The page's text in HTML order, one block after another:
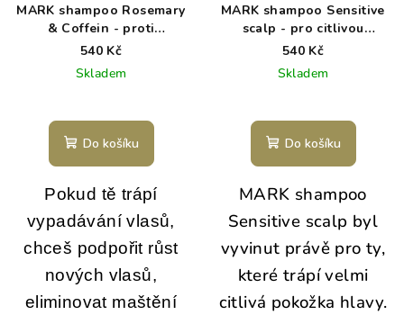
MARK shampoo Rosemary
& Coffein - proti
vypadávání vlasů a k
obnově růstu
540 Kč
Skladem
Do košíku
Pokud tě trápí
vypadávání vlasů,
chceš podpořit růst
nových vlasů,
eliminovat maštění
MARK shampoo Sensitive
scalp - pro citlivou
pokožku hlavy
540 Kč
Skladem
Do košíku
MARK shampoo
Sensitive scalp byl
vyvinut právě pro ty,
které trápí velmi
citlivá pokožka hlavy.